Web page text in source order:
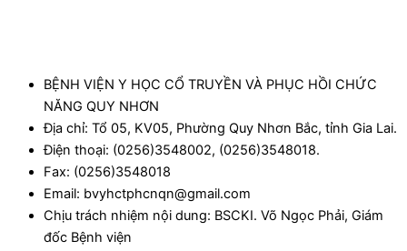
BỆNH VIỆN Y HỌC CỔ TRUYỀN VÀ PHỤC HỒI CHỨC
NĂNG QUY NHƠN
Địa chỉ: Tổ 05, KV05, Phường Quy Nhơn Bắc, tỉnh Gia Lai.
Điện thoại: (0256)3548002, (0256)3548018.
Fax: (0256)3548018
Email: bvyhctphcnqn@gmail.com
Chịu trách nhiệm nội dung: BSCKI. Võ Ngọc Phải, Giám
đốc Bệnh viện